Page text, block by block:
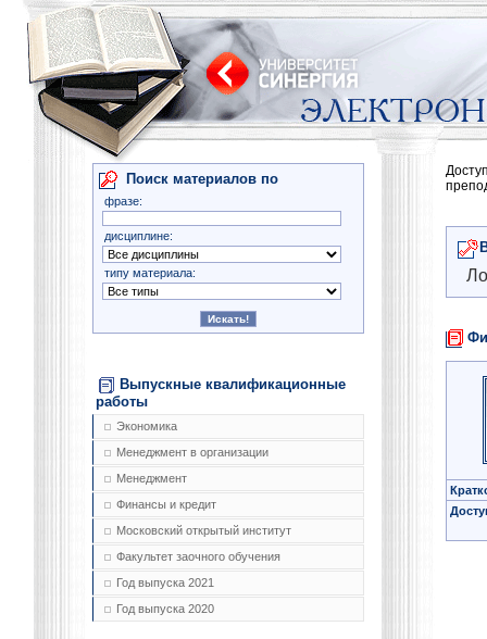
Поиск материалов по
фразе:
дисциплине:
типу материала:
Выпускные квалификационные
работы
Экономика
Менеджмент в организации
Менеджмент
Финансы и кредит
Московский открытый институт
Факультет заочного обучения
Год выпуска 2021
Год выпуска 2020